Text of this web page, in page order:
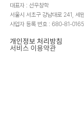
대표자 : 선우창학
서울시 서초구 강남대로 241, 세
사업자 등록 번호 : 680-81-
개인정보 처리방침
서비스 이용약관